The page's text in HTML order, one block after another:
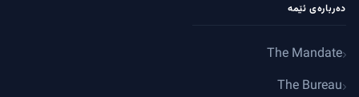
دەربارەی ئێمە
The Mandate
The Bureau